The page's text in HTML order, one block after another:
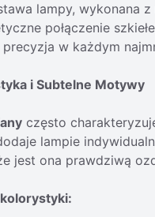
lampy, wykonana
połączenie
precyzja w każdym
i Subtelne Motywy
często
lampie
jest ona prawdziwą